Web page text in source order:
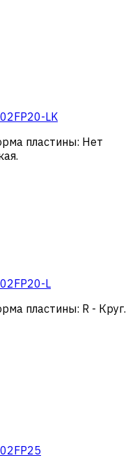
LK
пластины: Нет
.
L
пластины: R - Круг.